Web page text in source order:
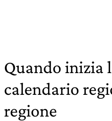
Quando inizia
calendario
regione